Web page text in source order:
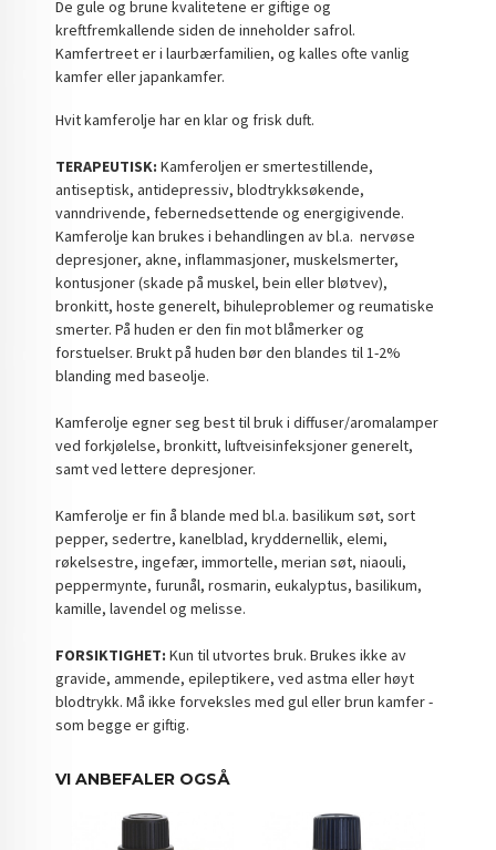
De gule og brune kvalitetene er giftige og
kreftfremkallende siden de inneholder safrol.
Kamfertreet er i laurbærfamilien, og kalles ofte vanlig
kamfer eller japankamfer.
Hvit kamferolje har en klar og frisk duft.
TERAPEUTISK: Kamferoljen er smertestillende,
antiseptisk, antidepressiv, blodtrykksøkende,
vanndrivende, febernedsettende og energigivende.
Kamferolje kan brukes i behandlingen av bl.a. nervøse
depresjoner, akne, inflammasjoner, muskelsmerter,
kontusjoner (skade på muskel, bein eller bløtvev),
bronkitt, hoste generelt, bihuleproblemer og reumatiske
smerter. På huden er den fin mot blåmerker og
forstuelser. Brukt på huden bør den blandes til 1-2%
blanding med baseolje.
Kamferolje egner seg best til bruk i diffuser/aromalamper
ved forkjølelse, bronkitt, luftveisinfeksjoner generelt,
samt ved lettere depresjoner.
Kamferolje er fin å blande med bl.a. basilikum søt, sort
pepper, sedertre, kanelblad, kryddernellik, elemi,
røkelsestre, ingefær, immortelle, merian søt, niaouli,
peppermynte, furunål, rosmarin, eukalyptus, basilikum,
kamille, lavendel og melisse.
FORSIKTIGHET: Kun til utvortes bruk. Brukes ikke av
gravide, ammende, epileptikere, ved astma eller høyt
blodtrykk. Må ikke forveksles med gul eller brun kamfer -
som begge er giftig.
VI ANBEFALER OGSÅ